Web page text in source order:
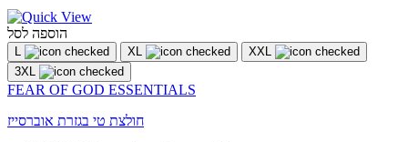
הוספה לסל
L XL
XXL
3XL
FEAR OF GOD ESSENTIALS
חולצת טי בגזרת אוברסייז